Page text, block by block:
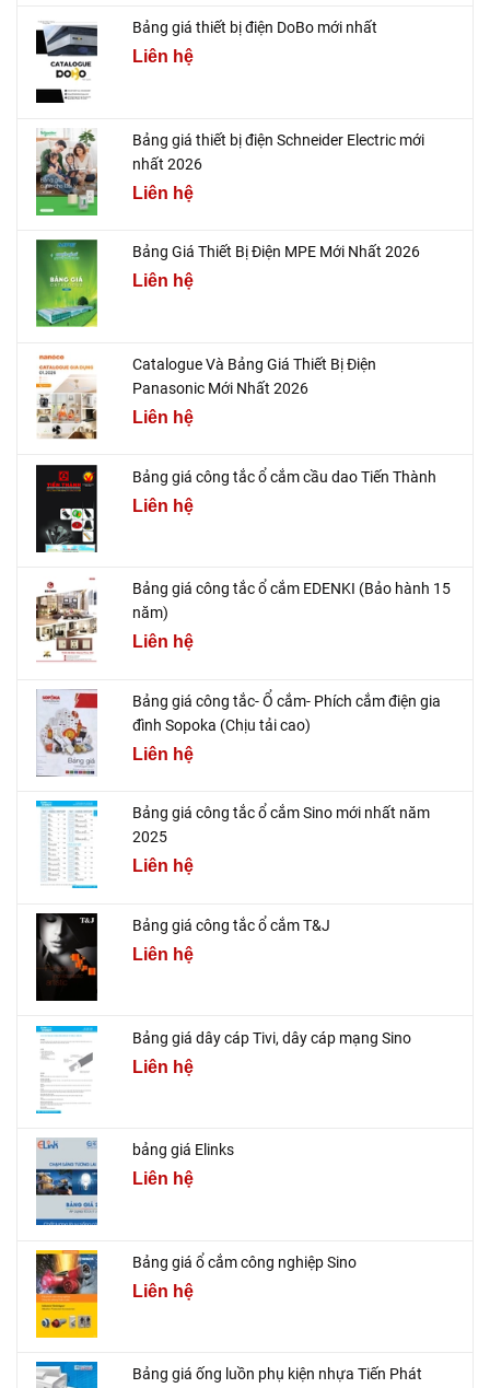
Bảng giá thiết bị điện DoBo mới nhất
Liên hệ
Bảng giá thiết bị điện Schneider Electric mới
nhất 2026
Liên hệ
Bảng Giá Thiết Bị Điện MPE Mới Nhất 2026
Liên hệ
Catalogue Và Bảng Giá Thiết Bị Điện
Panasonic Mới Nhất 2026
Liên hệ
Bảng giá công tắc ổ cắm cầu dao Tiến Thành
Liên hệ
Bảng giá công tắc ổ cắm EDENKI (Bảo hành 15
năm)
Liên hệ
Bảng giá công tắc- Ổ cắm- Phích cắm điện gia
đình Sopoka (Chịu tải cao)
Liên hệ
Bảng giá công tắc ổ cắm Sino mới nhất năm
2025
Liên hệ
Bảng giá công tắc ổ cắm T&J
Liên hệ
Bảng giá dây cáp Tivi, dây cáp mạng Sino
Liên hệ
bảng giá Elinks
Liên hệ
Bảng giá ổ cắm công nghiệp Sino
Liên hệ
Bảng giá ống luồn phụ kiện nhựa Tiến Phát